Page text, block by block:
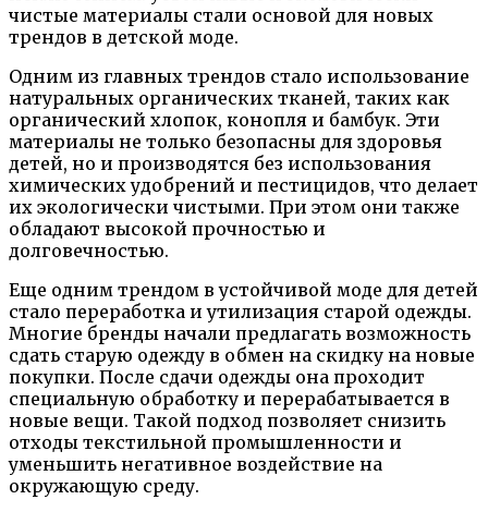
чистые материалы стали основой для новых
трендов в детской моде.
Одним из главных трендов стало использование
натуральных органических тканей, таких как
органический хлопок, конопля и бамбук. Эти
материалы не только безопасны для здоровья
детей, но и производятся без использования
химических удобрений и пестицидов, что делает
их экологически чистыми. При этом они также
обладают высокой прочностью и
долговечностью.
Еще одним трендом в устойчивой моде для детей
стало переработка и утилизация старой одежды.
Многие бренды начали предлагать возможность
сдать старую одежду в обмен на скидку на новые
покупки. После сдачи одежды она проходит
специальную обработку и перерабатывается в
новые вещи. Такой подход позволяет снизить
отходы текстильной промышленности и
уменьшить негативное воздействие на
окружающую среду.